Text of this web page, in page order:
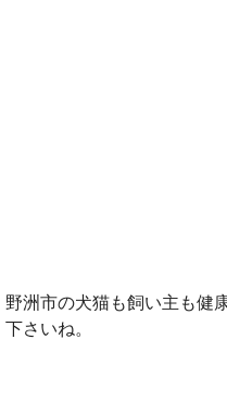
野洲市の犬猫も飼い主も健
下さいね。